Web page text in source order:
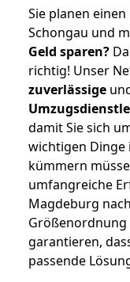
Sie planen
Schongau und
Geld sparen?
richtig! Unser
zuverlässige
damit Sie sich
wichtigen Dinge
kümmern
umfangreiche
Magdeburg
garantieren,
passende